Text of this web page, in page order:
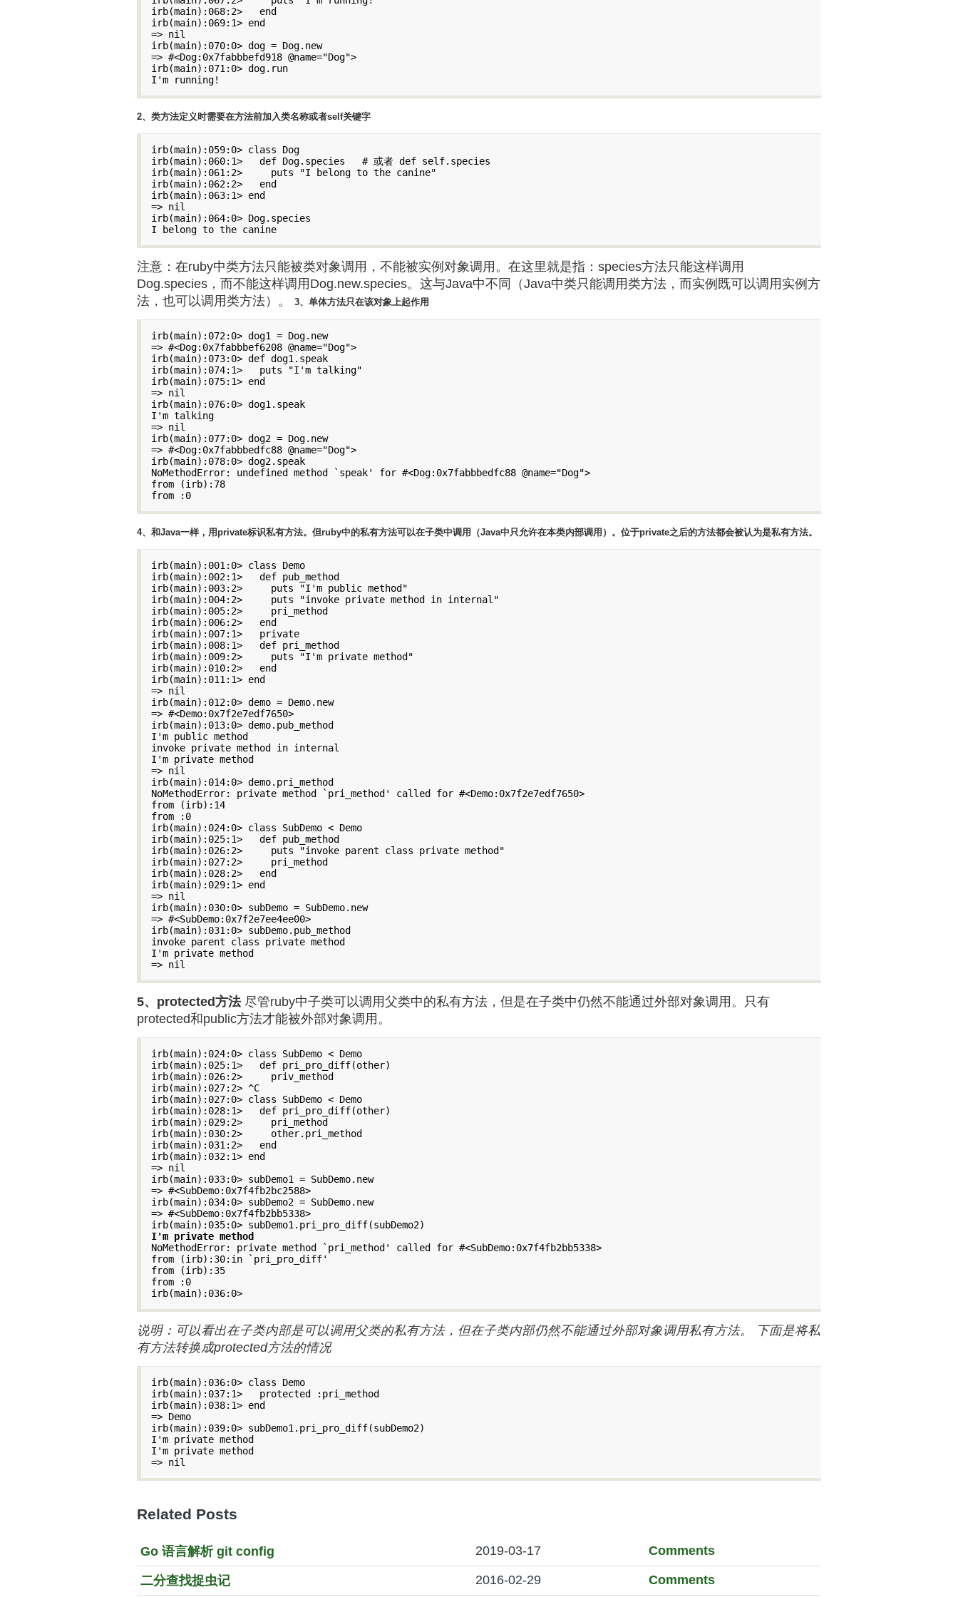
irb(main):068:2>   end
irb(main):069:1> end
=> nil
irb(main):070:0> dog = Dog.new
=> #<Dog:0x7fabbbefd918 @name="Dog">
irb(main):071:0> dog.run
I'm running!
2、类方法定义时需要在方法前加入类名称或者self关键字
irb(main):059:0> class Dog
irb(main):060:1>   def Dog.species   # 或者 def self.species
irb(main):061:2>     puts "I belong to the canine"
irb(main):062:2>   end
irb(main):063:1> end
=> nil
irb(main):064:0> Dog.species
I belong to the canine
注意：在ruby中类方法只能被类对象调用，不能被实例对象调用。在这里就是指：species方法只能这样调用
Dog.species，而不能这样调用Dog.new.species。这与Java中不同（Java中类只能调用类方法，而实例既可以调用实例方
法，也可以调用类方法）。
3、单体方法只在该对象上起作用
irb(main):072:0> dog1 = Dog.new
=> #<Dog:0x7fabbbef6208 @name="Dog">
irb(main):073:0> def dog1.speak
irb(main):074:1>   puts "I'm talking"
irb(main):075:1> end
=> nil
irb(main):076:0> dog1.speak
I'm talking
=> nil
irb(main):077:0> dog2 = Dog.new
=> #<Dog:0x7fabbbedfc88 @name="Dog">
irb(main):078:0> dog2.speak
NoMethodError: undefined method `speak' for #<Dog:0x7fabbbedfc88 @name="Dog">
from (irb):78
from :0
4、和Java一样，用private标识私有方法。但ruby中的私有方法可以在子类中调用（Java中只允许在本类内部调用）。 位于private之后的方法都会被认为是私有方法。
irb(main):001:0> class Demo
irb(main):002:1>   def pub_method
irb(main):003:2>     puts "I'm public method"
irb(main):004:2>     puts "invoke private method in internal"
irb(main):005:2>     pri_method
irb(main):006:2>   end
irb(main):007:1>   private
irb(main):008:1>   def pri_method
irb(main):009:2>     puts "I'm private method"
irb(main):010:2>   end
irb(main):011:1> end
=> nil
irb(main):012:0> demo = Demo.new
=> #<Demo:0x7f2e7edf7650>
irb(main):013:0> demo.pub_method
I'm public method
invoke private method in internal
I'm private method
=> nil
irb(main):014:0> demo.pri_method
NoMethodError: private method `pri_method' called for #<Demo:0x7f2e7edf7650>
from (irb):14
from :0
irb(main):024:0> class SubDemo < Demo
irb(main):025:1>   def pub_method
irb(main):026:2>     puts "invoke parent class private method"
irb(main):027:2>     pri_method
irb(main):028:2>   end
irb(main):029:1> end
=> nil
irb(main):030:0> subDemo = SubDemo.new
=> #<SubDemo:0x7f2e7ee4ee00>
irb(main):031:0> subDemo.pub_method
invoke parent class private method
I'm private method
=> nil
5、protected方法尽管ruby中子类可以调用父类中的私有方法，但是在子类中仍然不能通过外部对象调用。只有
protected和public方法才能被外部对象调用。
irb(main):024:0> class SubDemo < Demo
irb(main):025:1>   def pri_pro_diff(other)
irb(main):026:2>     priv_method
irb(main):027:2> ^C
irb(main):027:0> class SubDemo < Demo
irb(main):028:1>   def pri_pro_diff(other)
irb(main):029:2>     pri_method
irb(main):030:2>     other.pri_method
irb(main):031:2>   end
irb(main):032:1> end
=> nil
irb(main):033:0> subDemo1 = SubDemo.new
=> #<SubDemo:0x7f4fb2bc2588>
irb(main):034:0> subDemo2 = SubDemo.new
=> #<SubDemo:0x7f4fb2bb5338>
I'm private method
NoMethodError: private method `pri_method' called for #<SubDemo:0x7f4fb2bb5338>
from (irb):30:in `pri_pro_diff'
from (irb):35
from :0
irb(main):036:0>
说明：可以看出在子类内部是可以调用父类的私有方法，但在子类内部仍然不能通过外部对象调用私有方法。 下面是将私
有方法转换成protected方法的情况
irb(main):036:0> class Demo
irb(main):037:1>   protected :pri_method
irb(main):038:1> end
=> Demo
irb(main):039:0> subDemo1.pri_pro_diff(subDemo2)
I'm private method
I'm private method
=> nil
Related Posts
Go 语言解析 git config 2019-03-17 Comments
二分查找捉虫记 2016-02-29 Comments